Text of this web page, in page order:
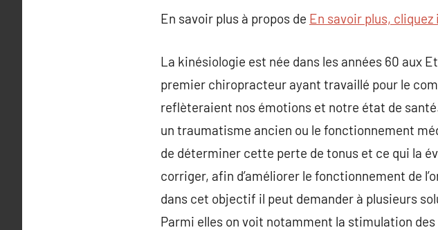
En savoir plus à propos de En savoir plus, cliquez
La kinésiologie est née dans les années 60 aux
premier chiropracteur ayant travaillé pour le
reflèteraient nos émotions et notre état de
un traumatisme ancien ou le fonctionnement
de déterminer cette perte de tonus et ce qui la
corriger, afin d’améliorer le fonctionnement de
dans cet objectif il peut demander à plusieurs
Parmi elles on voit notamment la stimulation